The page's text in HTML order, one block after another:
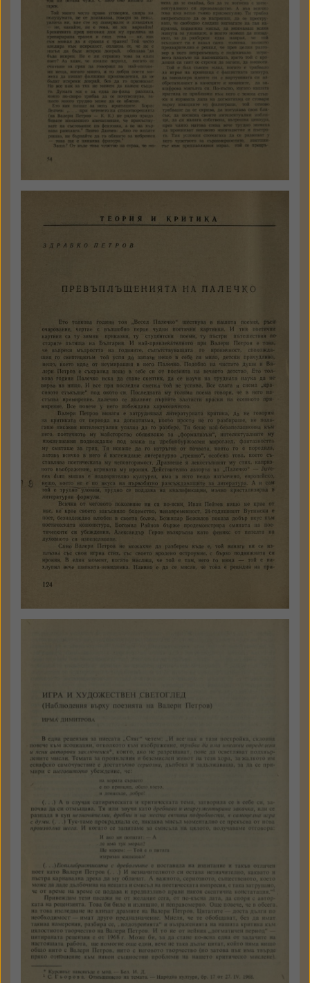
КЪМ ТЕКСТА
Септември
№ 10
124 - 142 стр.
Държател: Институт за
литература - БАН
КЪМ ТЕКСТА
Игра и художествен
светоглед
Наблюдения върху поезията
на Валери Петров
Литературна мисъл
№ 5
44 - 63 стр.
Държател: Институт за
литература - БАН
КЪМ ТЕКСТА